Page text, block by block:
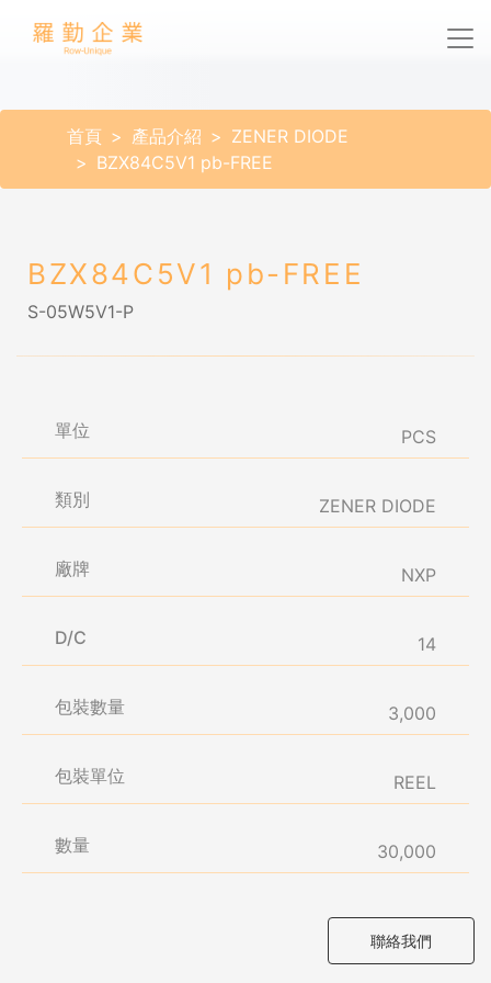
首頁 產品介紹
ZENER DIODE
BZX84C5V1 pb-FREE
BZX84C5V1 pb-FREE
S-05W5V1-P
單位 PCS
類別 ZENER DIODE
廠牌 NXP
D/C 14
包裝數量 3,000
包裝單位 REEL
數量 30,000
聯絡我們